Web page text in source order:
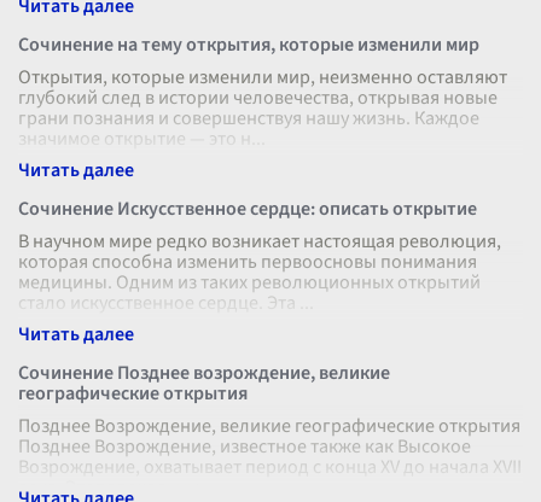
Сочинение на тему открытия, которые изменили мир
Открытия, которые изменили мир, неизменно оставляют
глубокий след в истории человечества, открывая новые
грани познания и совершенствуя нашу жизнь. Каждое
значимое открытие — это н
Сочинение Искусственное сердце: описать открытие
В научном мире редко возникает настоящая революция,
которая способна изменить первоосновы понимания
медицины. Одним из таких революционных открытий
стало искусственное сердце. Эта
Сочинение Позднее возрождение, великие
географические открытия
Позднее Возрождение, великие географические открытия
Позднее Возрождение, известное также как Высокое
Возрождение, охватывает период с конца XV до начала XVII
века. Этот эпохальны